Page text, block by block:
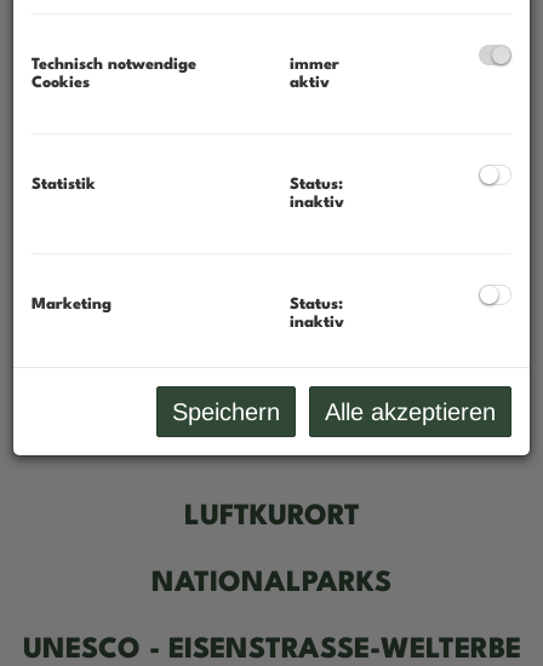
WERTSTEIGERUNG -
ROHDIAMANT
Kaufpreis ab € 4000,--/ m²
Schladming ab € 9.000,--/ m²;
Kitzbühel ab € 10.000,--/ m²;
Gmunden ab € 8.000,--/ m²
LUFTKURORT
NATIONALPARKS
UNESCO - EISENSTRASSE-WELTERBE
Technisch notwendige
Cookies
immer
aktiv
Statistik
Status:
inaktiv
Marketing
Status:
inaktiv
Speichern Alle akzeptieren